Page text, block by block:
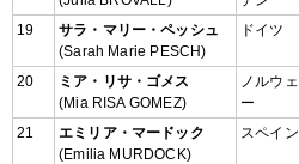
19
サラ・マリー・ペッシュ
(Sarah Marie PESCH)
ドイツ
20
ミア・リサ・ゴメス
(Mia RISA GOMEZ)
ノルウェ
ー
21
エミリア・マードック
(Emilia MURDOCK)
スペイン